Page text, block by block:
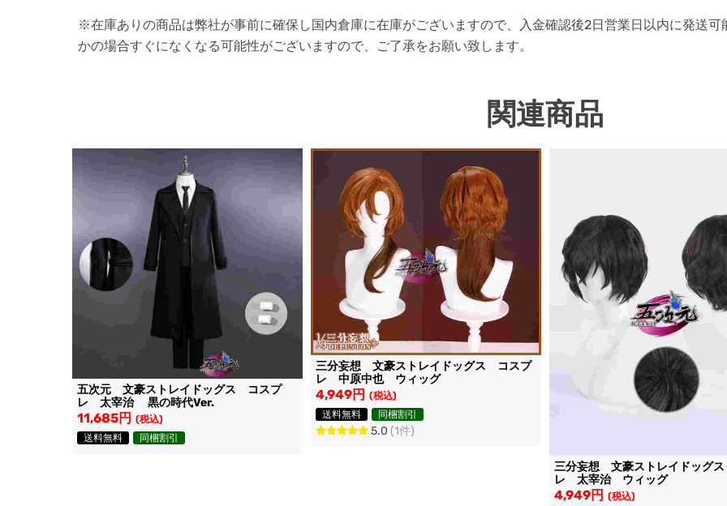
※在庫ありの商品は弊社が事前に確保し国内倉庫に在庫がございますので、入金確認後2日営業日以内に発送
かの場合すぐになくなる可能性がございますので、ご了承をお願い致します。
関連商品
五次元 文豪ストレイドッグス コスプ
レ 太宰治 黒の時代Ver.
11,685円 (税込)
送料無料
同梱割引
三分妄想 文豪ストレイドッグス コスプ
レ 中原中也 ウィッグ
4,949円 (税込)
送料無料
同梱割引
5.0 (1件)
三分妄想 文豪ストレイドッグ
レ 太宰治 ウィッグ
4,949円 (税込)